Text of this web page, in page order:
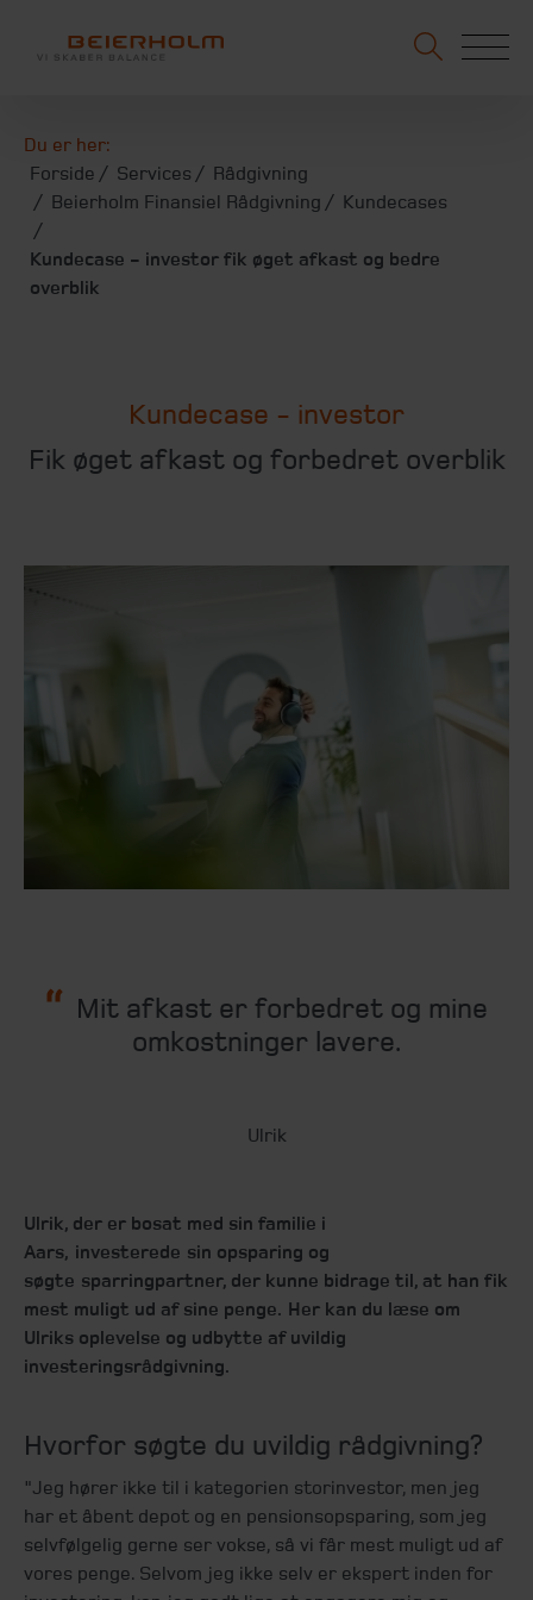
Du er her:
Forside
Services
Rådgivning
Beierholm Finansiel Rådgivning
Kundecases
Kundecase - investor fik øget afkast og bedre
overblik
Kundecase - investor
Fik øget afkast og forbedret overblik
Mit afkast er forbedret og mine
omkostninger lavere.
Ulrik
Ulrik, der er bosat med sin familie i
Aars, investerede sin opsparing og
søgte sparringpartner, der kunne bidrage til, at han fik
mest muligt ud af sine penge. Her kan du læse om
Ulriks oplevelse og udbytte af uvildig
investeringsrådgivning.
Hvorfor søgte du uvildig rådgivning?
"Jeg hører ikke til i kategorien storinvestor, men jeg
har et åbent depot og en pensionsopsparing, som jeg
selvfølgelig gerne ser vokse, så vi får mest muligt ud af
vores penge. Selvom jeg ikke selv er ekspert inden for